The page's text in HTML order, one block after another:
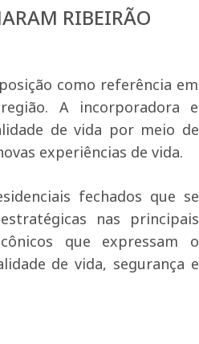
RIBEIRÃO
como referência em
A incorporadora e
de vida por meio de
experiências de vida.
fechados que se
nas principais
que expressam o
de vida, segurança e